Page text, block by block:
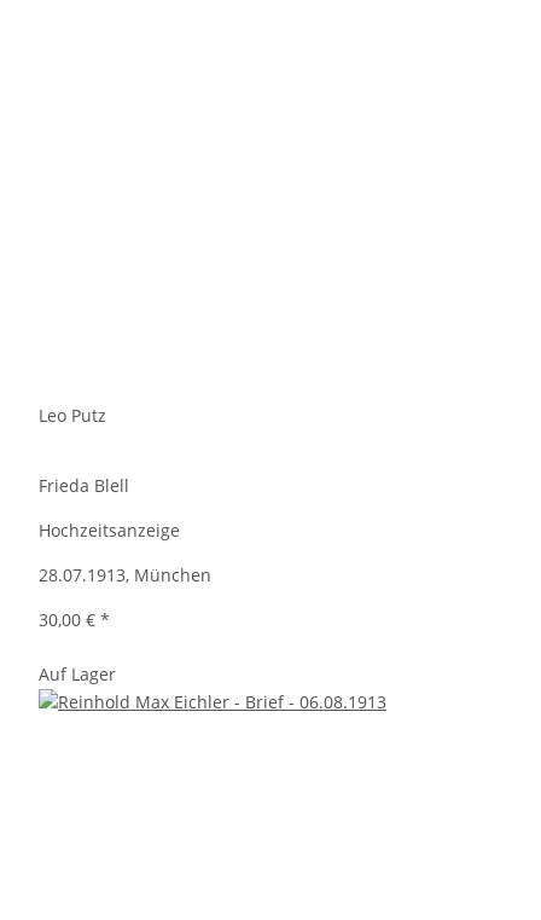
Leo Putz
Frieda Blell
Hochzeitsanzeige
28.07.1913, München
30,00 € *
Auf Lager